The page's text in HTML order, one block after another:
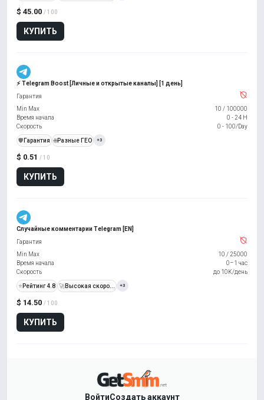
$ 45.00 / 100
КУПИТЬ
⚡️ Telegram Boost [Личные и открытые каналы] [1 день]
$ 0.51 / 10
КУПИТЬ
Гарантия
Min Max
10 / 100000
Время начала
0 - 24 H
Скорость
0 - 100/Day
️🛡️ Гарантия 🌐Разные ГЕО +3
Случайные комментарии Telegram [EN]
$ 14.50 / 100
КУПИТЬ
Гарантия
Min Max
10 / 25000
Время начала
0–1 час
Скорость
до 10K/день
⭐ Рейтинг 4.8 🚀Высокая скоро... +3
ВойтиСоздать аккаунт